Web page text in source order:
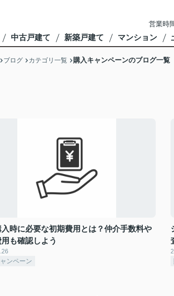
営業時
中古戸建て 新築戸建て マンション
ブログ カテゴリ一覧 購入キャンペーンのブログ一覧
時に必要な初期費用とは？仲介手数料や
も確認しよう
ンペーン